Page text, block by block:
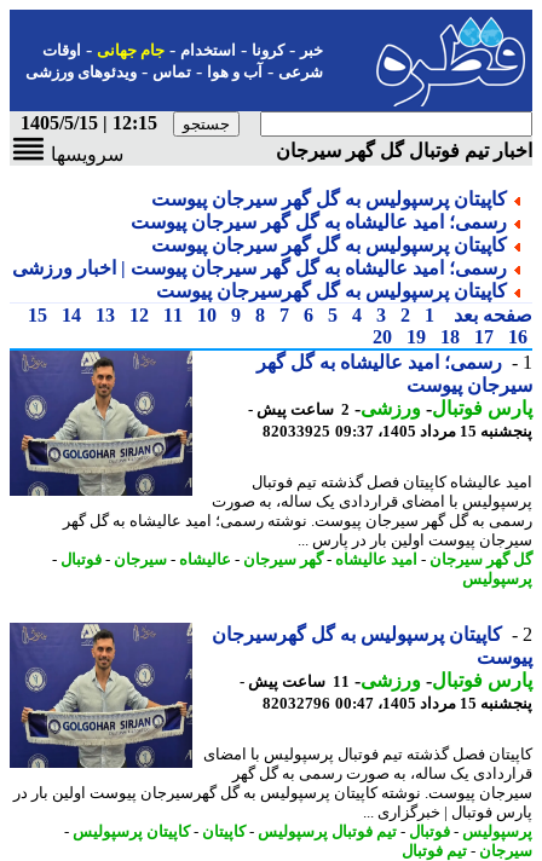
-کرونا-استخدام- جام جهانی-اوقات
شرعی-آب و هوا-تماس-ویدئوهای ورزشی
12:15 | 1405/5/15
تیم فوتبال گل گهر سیرجان
سرویسها
کاپیتان پرسپولیس به گل گهر سیرجان پیوست
رسمی؛ امید عالیشاه به گل گهر سیرجان پیوست
کاپیتان پرسپولیس به گل گهر سیرجان پیوست
رسمی؛ امید عالیشاه به گل گهر سیرجان پیوست | اخبار ورزشی
کاپیتان پرسپولیس به گل گهرسیرجان پیوست
بعد
1
2
3
4
5
6
7
8
9
10
11
12
13
14
15
17
18
19
20
رسمی؛ امید عالیشاه به گل گهر
پیوست
فوتبال-ورزشی-
2 ساعت پیش -
1405، 09:37
82033925
عالیشاه کاپیتان فصل گذشته تیم فوتبال
با امضای قراردادی یک ساله، به صورت
به گل گهر سیرجان پیوست. نوشته رسمی؛ امید عالیشاه به گل گهر
پیوست اولین بار در پارس ...
سیرجان -امید عالیشاه-گهر سیرجان -عالیشاه-سیرجان -فوتبال-
کاپیتان پرسپولیس به گل گهرسیرجان
فوتبال-ورزشی-
11 ساعت پیش -
1405، 00:47
82032796
فصل گذشته تیم فوتبال پرسپولیس با امضای
یک ساله، به صورت رسمی به گل گهر
پیوست. نوشته کاپیتان پرسپولیس به گل گهرسیرجان پیوست اولین بار در
فوتبال | خبرگزاری ...
-فوتبال-تیم فوتبال پرسپولیس-کاپیتان-کاپیتان پرسپولیس-
-تیم فوتبال